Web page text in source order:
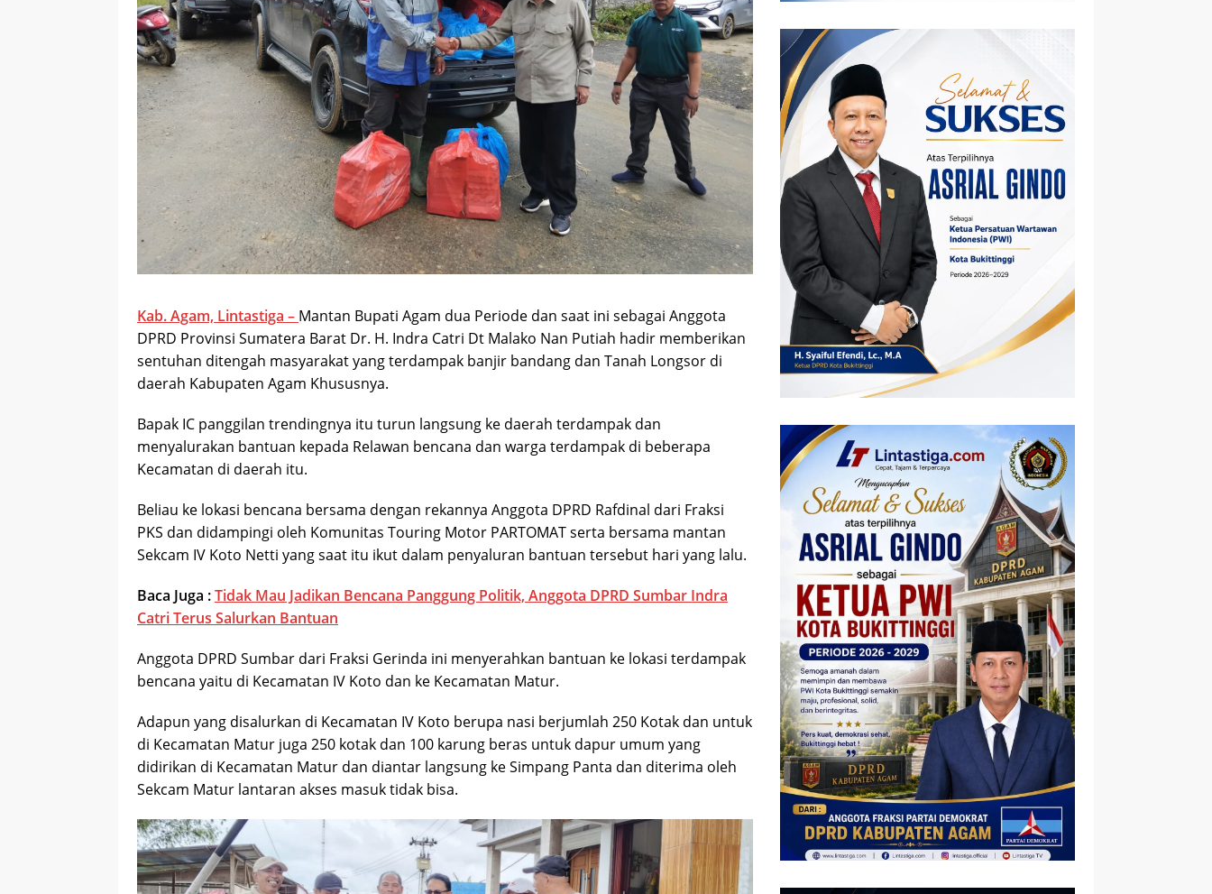
Kab. Agam, Lintastiga – Mantan Bupati Agam dua Periode dan saat ini sebagai Anggota
DPRD Provinsi Sumatera Barat Dr. H. Indra Catri Dt Malako Nan Putiah hadir memberikan
sentuhan ditengah masyarakat yang terdampak banjir bandang dan Tanah Longsor di
daerah Kabupaten Agam Khususnya.
Bapak IC panggilan trendingnya itu turun langsung ke daerah terdampak dan
menyalurakan bantuan kepada Relawan bencana dan warga terdampak di beberapa
Kecamatan di daerah itu.
Beliau ke lokasi bencana bersama dengan rekannya Anggota DPRD Rafdinal dari Fraksi
PKS dan didampingi oleh Komunitas Touring Motor PARTOMAT serta bersama mantan
Sekcam IV Koto Netti yang saat itu ikut dalam penyaluran bantuan tersebut hari yang lalu.
Baca Juga :Tidak Mau Jadikan Bencana Panggung Politik, Anggota DPRD Sumbar Indra
Catri Terus Salurkan Bantuan
Anggota DPRD Sumbar dari Fraksi Gerinda ini menyerahkan bantuan ke lokasi terdampak
bencana yaitu di Kecamatan IV Koto dan ke Kecamatan Matur.
Adapun yang disalurkan di Kecamatan IV Koto berupa nasi berjumlah 250 Kotak dan untuk
di Kecamatan Matur juga 250 kotak dan 100 karung beras untuk dapur umum yang
didirikan di Kecamatan Matur dan diantar langsung ke Simpang Panta dan diterima oleh
Sekcam Matur lantaran akses masuk tidak bisa.